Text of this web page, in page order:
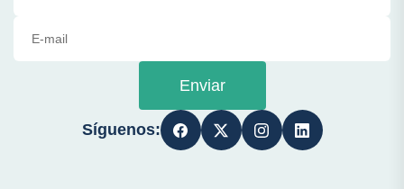
Enviar
Síguenos: